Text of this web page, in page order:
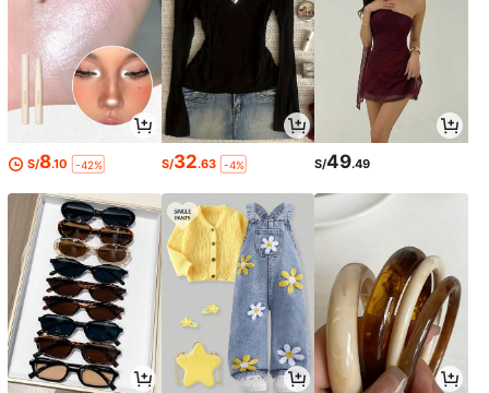
S/8.10 -42% S/32.63 -4% S/49.49